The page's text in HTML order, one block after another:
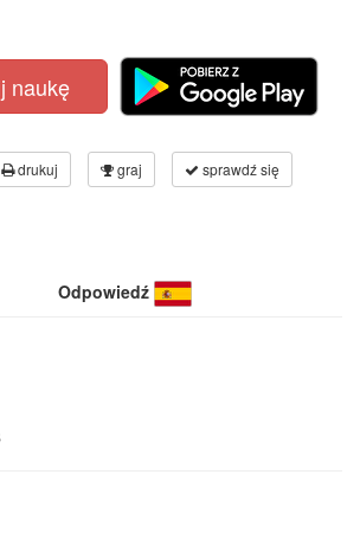
naukę
drukuj graj sprawdź się
Odpowiedź